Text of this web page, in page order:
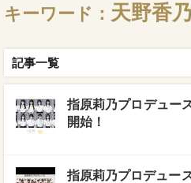
キーワード： 天野香
記事一覧
指原莉乃プロデュー
開始！
指原莉乃プロデュー